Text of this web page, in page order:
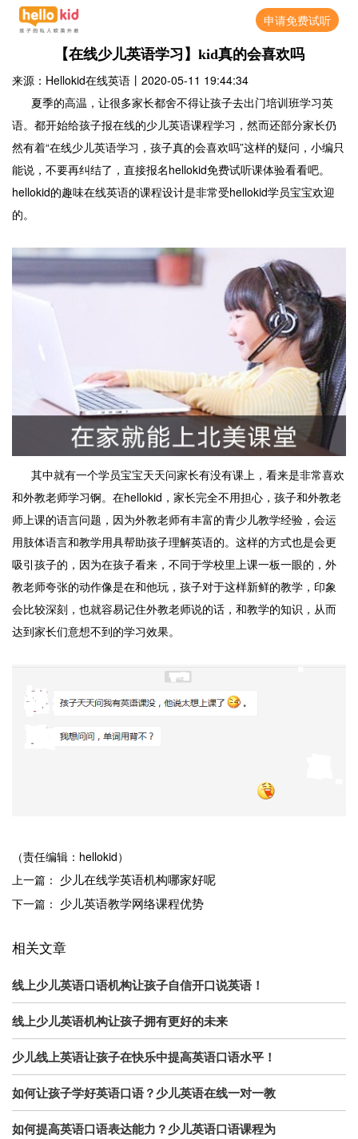
申请免费试听
【在线少儿英语学习】kid真的会喜欢吗
来源：Hellokid在线英语 丨 2020-05-11 19:44:34
夏季的高温，让很多家长都舍不得让孩子去出门培训班学习英
语。都开始给孩子报在线的少儿英语课程学习，然而还部分家长仍
然有着“在线少儿英语学习，孩子真的会喜欢吗”这样的疑问，小编只
能说，不要再纠结了，直接报名hellokid免费试听课体验看看吧。
hellokid的趣味在线英语的课程设计是非常受hellokid学员宝宝欢迎
的。
其中就有一个学员宝宝天天问家长有没有课上，看来是非常喜欢
和外教老师学习锕。在hellokid，家长完全不用担心，孩子和外教老
师上课的语言问题，因为外教老师有丰富的青少儿教学经验，会运
用肢体语言和教学用具帮助孩子理解英语的。这样的方式也是会更
吸引孩子的，因为在孩子看来，不同于学校里上课一板一眼的，外
教老师夸张的动作像是在和他玩，孩子对于这样新鲜的教学，印象
会比较深刻，也就容易记住外教老师说的话，和教学的知识，从而
达到家长们意想不到的学习效果。
（责任编辑：hellokid）
上一篇： 少儿在线学英语机构哪家好呢
下一篇： 少儿英语教学网络课程优势
相关文章
线上少儿英语口语机构让孩子自信开口说英语！
线上少儿英语机构让孩子拥有更好的未来
少儿线上英语让孩子在快乐中提高英语口语水平！
如何让孩子学好英语口语？少儿英语在线一对一教
如何提高英语口语表达能力？少儿英语口语课程为